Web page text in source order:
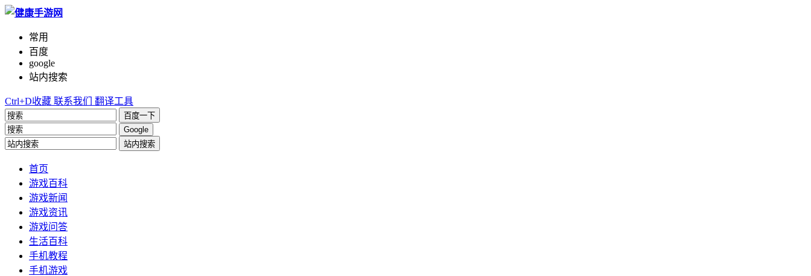
常用
百度
google
站内搜索
Ctrl+D收藏 联系我们 翻译工具
百度一下
Google
站内搜索
首页
游戏百科
游戏新闻
游戏资讯
游戏问答
生活百科
手机教程
手机游戏